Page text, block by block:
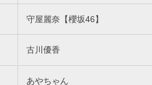
守屋麗奈【櫻坂46】
古川優香
あやちゃん